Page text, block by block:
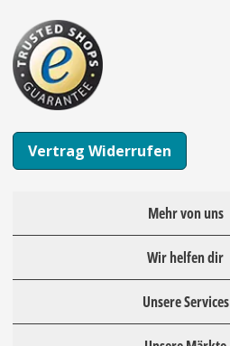
Vertrag Widerrufen
Mehr von uns
Wir helfen dir
Unsere Services